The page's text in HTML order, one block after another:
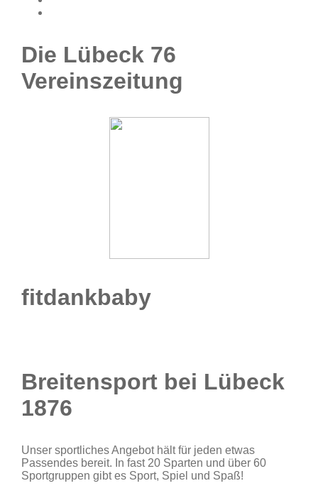
Die Lübeck 76
Vereinszeitung
fitdankbaby
Breitensport bei Lübeck
1876
Unser sportliches Angebot hält für jeden etwas
Passendes bereit. In fast 20 Sparten und über 60
Sportgruppen gibt es Sport, Spiel und Spaß!